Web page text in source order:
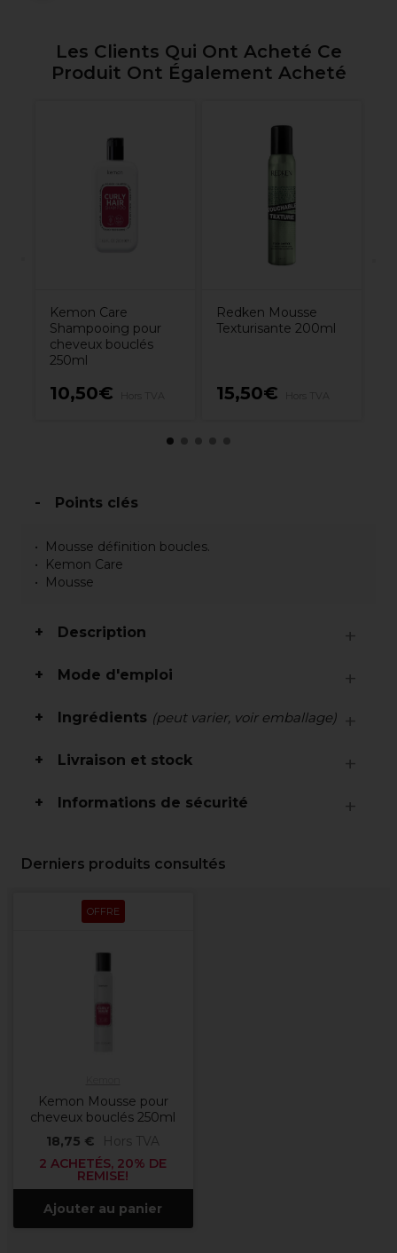
Les Clients Qui Ont Acheté Ce
Produit Ont Également Acheté
Kemon Care
Shampooing pour
cheveux bouclés
250ml
10,50€
Redken Mousse
Texturisante 200ml
15,50€
Points clés
Mousse définition boucles.
Kemon Care
Mousse
Description
Mode d'emploi
Ingrédients (peut varier, voir emballage)
Livraison et stock
Informations de sécurité
Derniers produits consultés
OFFRE
Kemon Mousse pour
cheveux bouclés 250ml
18,75 €
Hors TVA
2 ACHETÉS, 20% DE
REMISE!
Ajouter au panier